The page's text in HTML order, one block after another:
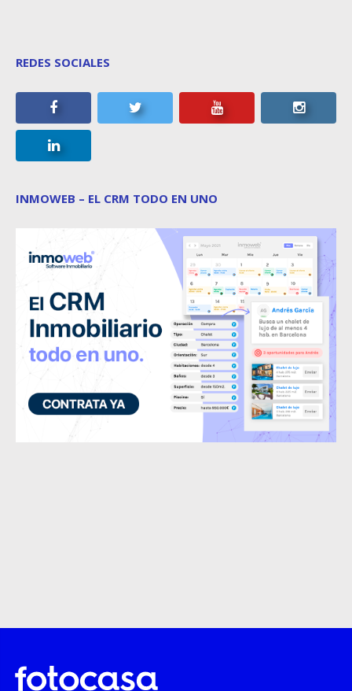
REDES SOCIALES
INMOWEB – EL CRM TODO EN UNO